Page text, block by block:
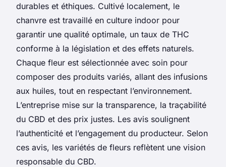
durables et éthiques. Cultivé localement, le
chanvre est travaillé en culture indoor pour
garantir une qualité optimale, un taux de THC
conforme à la législation et des effets naturels.
Chaque fleur est sélectionnée avec soin pour
composer des produits variés, allant des infusions
aux huiles, tout en respectant l’environnement.
L’entreprise mise sur la transparence, la traçabilité
du CBD et des prix justes. Les avis soulignent
l’authenticité et l’engagement du producteur. Selon
ces avis, les variétés de fleurs reflètent une vision
responsable du CBD.